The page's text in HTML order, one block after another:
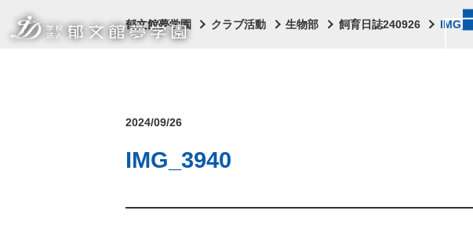
郁文館夢学園 クラブ活動 生物部 飼育日誌240926
2024/09/26
IMG_3940